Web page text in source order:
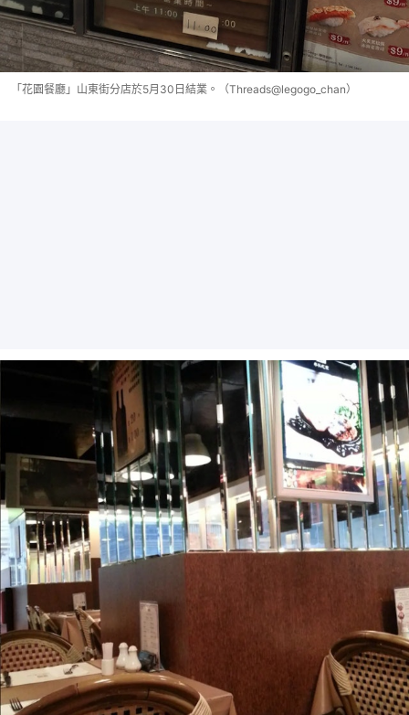
「花園餐廳」山東街分店於5月30日結業。（Threads@legogo_chan）